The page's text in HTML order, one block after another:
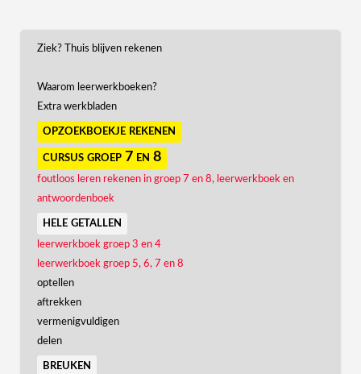
Ziek? Thuis blijven rekenen
Waarom leerwerkboeken?
Extra werkbladen
opzoekboekje rekenen
cursus groep 7 en 8
foutloos leren rekenen in groep 7 en 8, leerwerkboek en
antwoordenboek
hele getallen
leerwerkboek groep 3 en 4
leerwerkboek groep 5, 6, 7 en 8
optellen
aftrekken
vermenigvuldigen
delen
breuken